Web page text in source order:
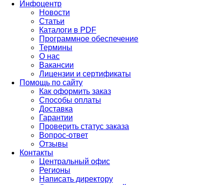
Инфоцентр
Новости
Статьи
Каталоги в PDF
Программное обеспечение
Термины
О нас
Вакансии
Лицензии и сертификаты
Помощь по сайту
Как оформить заказ
Способы оплаты
Доставка
Гарантии
Проверить статус заказа
Вопрос-ответ
Отзывы
Контакты
Центральный офис
Регионы
Написать директору